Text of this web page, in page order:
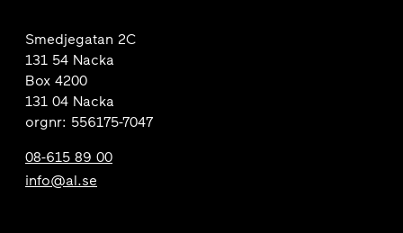
Smedjegatan 2C
131 54 Nacka
Box 4200
131 04 Nacka
orgnr: 556175-7047
08-615 89 00
info@al.se